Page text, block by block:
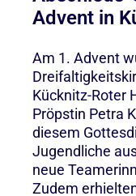
Advent in
Am 1. Advent
Kücknitz-Roter
Pröpstin Petra
diesem
Jugendliche
neue
Zudem